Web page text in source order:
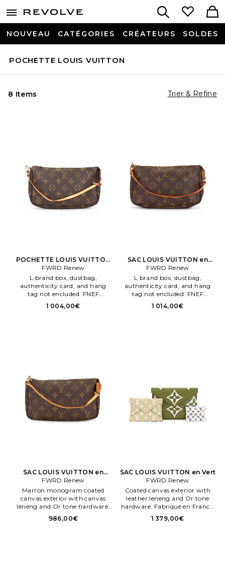
NOUVEAU CATÉGORIES CRÉATEURS SOLDES
POCHETTE LOUIS VUITTON
8 Items Trier & Refine
POCHETTE LOUIS VUITTON
en Marron
FWRD Renew
L brand box, dustbag,
authenticity card, and hang
tag not encluded. FNEF
WY8386. Fermeture par
glissière dessus. One maen
1 004,00€
SAC LOUIS VUITTON en
Marron
FWRD Renew
L brand box, dustbag,
authenticity card, and hang
tag not encluded. FNEF
WY8815. Fermeture par glissière
dessus. One maen
1 014,00€
SAC LOUIS VUITTON en
Marron
FWRD Renew
Marron monogram coated
canvas exterior with canvas
leneng and Or tone hardware.
Fabriqué en France. O. l brand
box, dustbag, authenticity card,
986,00€
SAC LOUIS VUITTON en Vert
FWRD Renew
Coated canvas exterior with
leather leneng and Or tone
hardware. Fabriqué en France.
L brand box, dustbag,
authenticity card, and hang
1 379,00€